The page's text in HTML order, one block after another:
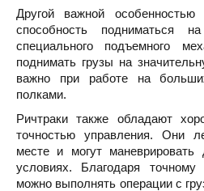
Другой важной особенностью
способность подниматься
специального подъемного
поднимать грузы на
важно при работе на
полками.
Ричтраки также обладают
точностью управления. Они
месте и могут
условиях. Благодаря точному
можно выполнять операции с